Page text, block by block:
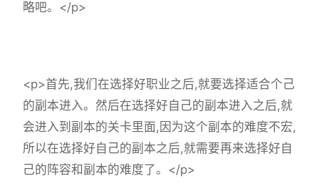
略吧。</p>
<p>首先,我们在选择好职业之后,就要选择适合个己
的副本进入。然后在选择好自己的副本进入之后,就
会进入到副本的关卡里面,因为这个副本的难度不宏,
所以在选择好自己的副本之后,就需要再来选择好自
己的阵容和副本的难度了。</p>